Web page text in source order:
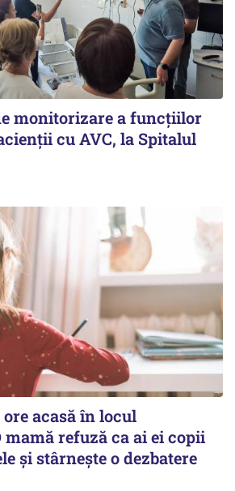
monitorizare a funcțiilor
cu AVC, la Spitalul
ore acasă în locul
mamă refuză ca ai ei copii
și stârnește o dezbatere